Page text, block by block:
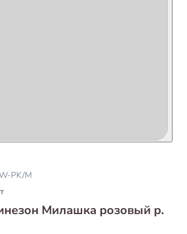
PK/M
Милашка розовый р.